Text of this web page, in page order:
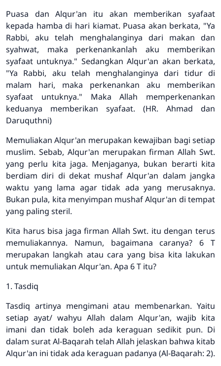
Puasa dan Alqur'an itu akan memberikan syafaat
kepada hamba di hari kiamat. Puasa akan berkata, "Ya
Rabbi, aku telah menghalanginya dari makan dan
syahwat, maka perkenankanlah aku memberikan
syafaat untuknya." Sedangkan Alqur'an akan berkata,
"Ya Rabbi, aku telah menghalanginya dari tidur di
malam hari, maka perkenankan aku memberikan
syafaat untuknya." Maka Allah memperkenankan
keduanya memberikan syafaat. (HR. Ahmad dan
Daruquthni)
Memuliakan Alqur'an merupakan kewajiban bagi setiap
muslim. Sebab, Alqur'an merupakan firman Allah Swt.
yang perlu kita jaga. Menjaganya, bukan berarti kita
berdiam diri di dekat mushaf Alqur'an dalam jangka
waktu yang lama agar tidak ada yang merusaknya.
Bukan pula, kita menyimpan mushaf Alqur'an di tempat
yang paling steril.
Kita harus bisa jaga firman Allah Swt. itu dengan terus
memuliakannya. Namun, bagaimana caranya? 6 T
merupakan langkah atau cara yang bisa kita lakukan
untuk memuliakan Alqur'an. Apa 6 T itu?
1. Tasdiq
Tasdiq artinya mengimani atau membenarkan. Yaitu
setiap ayat/ wahyu Allah dalam Alqur'an, wajib kita
imani dan tidak boleh ada keraguan sedikit pun. Di
dalam surat Al-Baqarah telah Allah jelaskan bahwa kitab
Alqur'an ini tidak ada keraguan padanya (Al-Baqarah: 2).